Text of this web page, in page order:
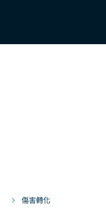
傷害轉化